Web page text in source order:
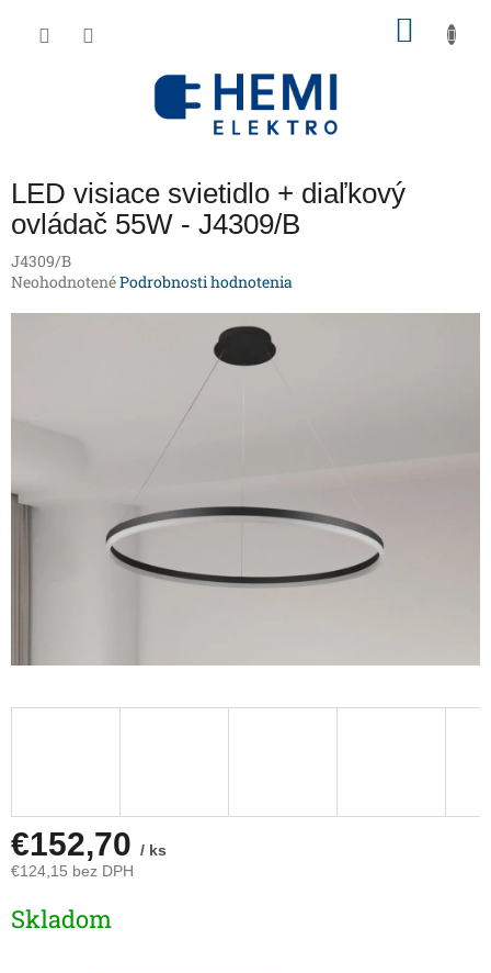
LED visiace svietidlo + diaľkový
ovládač 55W - J4309/B
J4309/B
Priemerné
NeohodnotenéPodrobnosti hodnotenia
€152,70 / ks
€124,15 bez DPH
cena:
Skladom